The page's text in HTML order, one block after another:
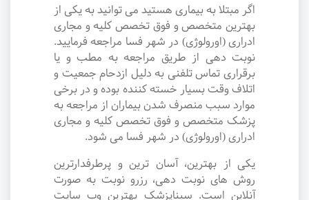
اگر مبتلا به بیماری هستید می توانید به یکی از
بهترین متخصص و فوق تخصص کلیه و مجاری
ادراری (اورولوژی) در شهر فسا مراجعه فرمایید.
نوبت دهی از طریق مراجعه به مطب و یا
برقراری تماس تلفنی به دلیل ازدحام جمعیت و
اتلاف وقت بسیار خسته کننده بوده و در برخی
موارد سبب منصرف شدن بیماران از مراجعه به
پزشک متخصص و فوق تخصص کلیه و مجاری
ادراری (اورولوژی) در شهر فسا می شود.
یکی از بهترین، آسان ترین و پرطرفدارترین
روش های نوبت دهی، رزرو نوبت به صورت
آنلاین است. سیناپزشک بهترین وب سایت